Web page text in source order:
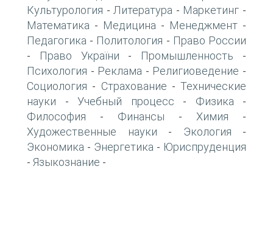
Культурология - Литература - Маркетинг -
Математика - Медицина - Менеджмент -
Педагогика - Политология - Право России
- Право України - Промышленность -
Психология - Реклама - Религиоведение -
Социология - Страхование - Технические
науки - Учебный процесс - Физика -
Философия - Финансы - Химия -
Художественные науки - Экология -
Экономика - Энергетика - Юриспруденция
- Языкознание -